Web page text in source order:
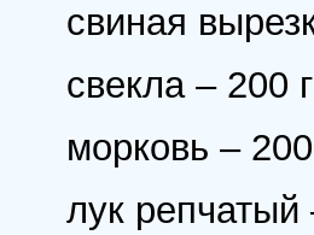
свиная
свекла – 200
морковь –
лук